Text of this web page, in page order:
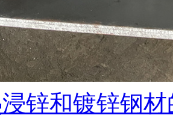
锌和镀锌钢